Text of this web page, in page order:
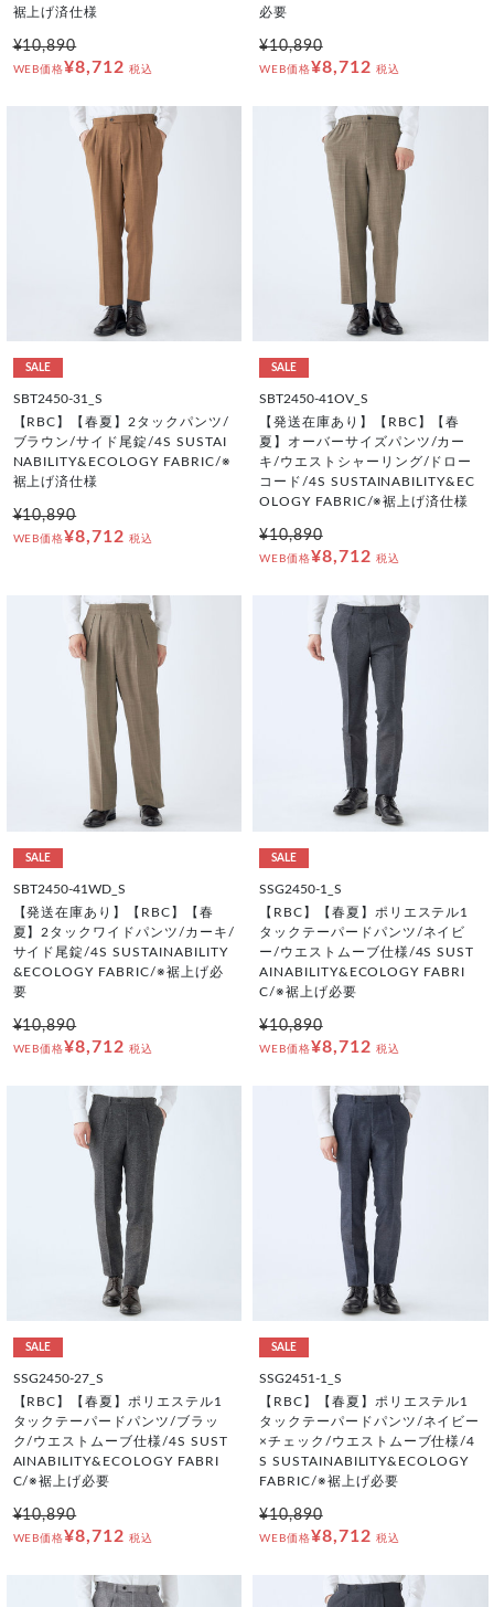
裾上げ済仕様
¥10,890
WEB価格¥8,712 税込
必要
¥10,890
WEB価格¥8,712 税込
SALE
SBT2450-31_S
【RBC】【春夏】2タックパンツ/
ブラウン/サイド尾錠/4S SUSTAI
NABILITY&ECOLOGY FABRIC/※
裾上げ済仕様
¥10,890
WEB価格¥8,712 税込
SALE
SBT2450-41OV_S
【発送在庫あり】【RBC】【春
夏】オーバーサイズパンツ/カー
キ/ウエストシャーリング/ドロー
コード/4S SUSTAINABILITY&EC
OLOGY FABRIC/※裾上げ済仕様
¥10,890
WEB価格¥8,712 税込
SALE
SBT2450-41WD_S
【発送在庫あり】【RBC】【春
夏】2タックワイドパンツ/カーキ/
サイド尾錠/4S SUSTAINABILITY
&ECOLOGY FABRIC/※裾上げ必
要
¥10,890
WEB価格¥8,712 税込
SALE
SSG2450-1_S
【RBC】【春夏】ポリエステル1
タックテーパードパンツ/ネイビ
ー/ウエストムーブ仕様/4S SUST
AINABILITY&ECOLOGY FABRI
C/※裾上げ必要
¥10,890
WEB価格¥8,712 税込
SALE
SSG2450-27_S
【RBC】【春夏】ポリエステル1
タックテーパードパンツ/ブラッ
ク/ウエストムーブ仕様/4S SUST
AINABILITY&ECOLOGY FABRI
C/※裾上げ必要
¥10,890
WEB価格¥8,712 税込
SALE
SSG2451-1_S
【RBC】【春夏】ポリエステル1
タックテーパードパンツ/ネイビー
×チェック/ウエストムーブ仕様/4
S SUSTAINABILITY&ECOLOGY
FABRIC/※裾上げ必要
¥10,890
WEB価格¥8,712 税込